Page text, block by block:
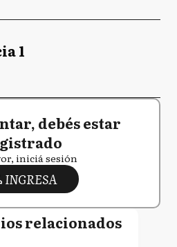
1
debés estar
iniciá sesión
INGRESA
relacionados